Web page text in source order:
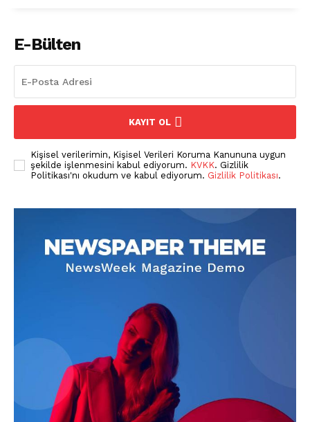
Pet Haber Gazetesi
Türkiye'nin Sektörel
Gazetesi
PetHaber Gazetesi
Ana Sayfa
Gazeteniz
E-Bülten
KAYIT OL
Kişisel verilerimin, Kişisel Verileri Koruma Kanununa uygun
şekilde işlenmesini kabul ediyorum. KVKK. Gizlilik
Politikası'nı okudum ve kabul ediyorum. Gizlilik Politikası.